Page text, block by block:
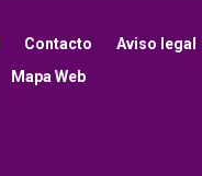
Contacto
Aviso legal
Mapa Web